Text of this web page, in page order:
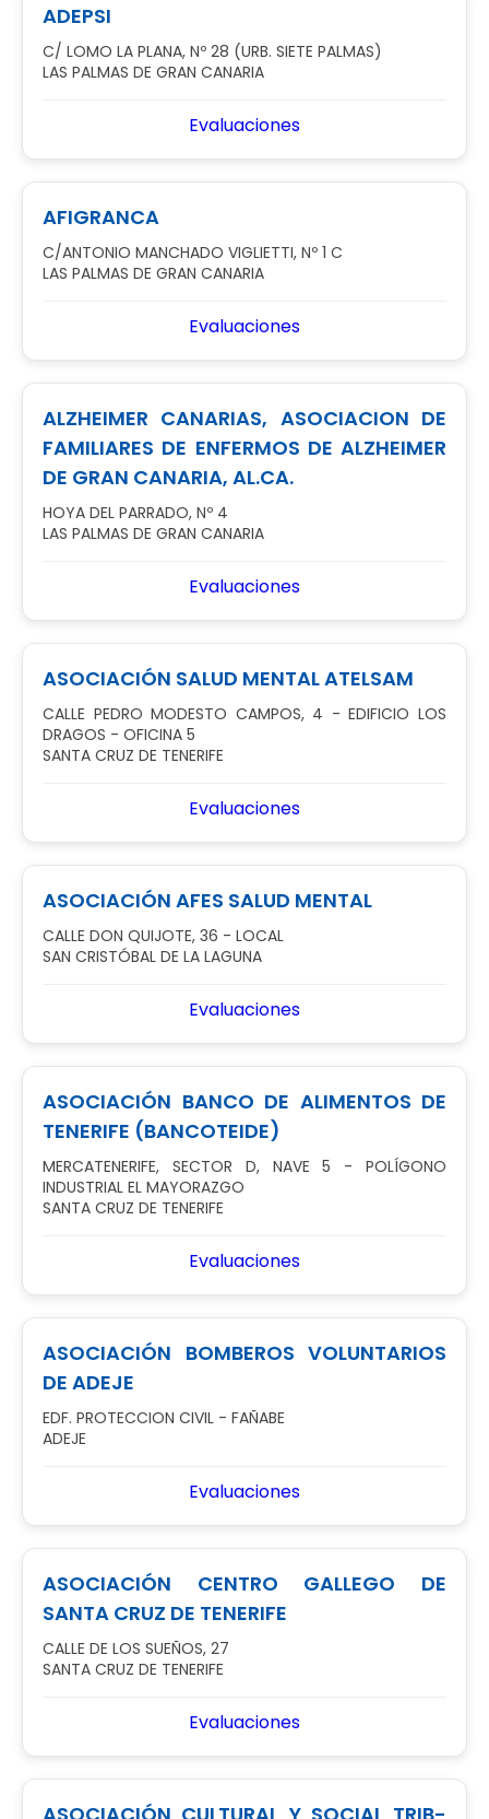
ADEPSI
C/ LOMO LA PLANA, Nº 28 (URB. SIETE PALMAS)
LAS PALMAS DE GRAN CANARIA
Evaluaciones
AFIGRANCA
C/ANTONIO MANCHADO VIGLIETTI, Nº 1 C
LAS PALMAS DE GRAN CANARIA
Evaluaciones
ALZHEIMER CANARIAS, ASOCIACION DE
FAMILIARES DE ENFERMOS DE ALZHEIMER
DE GRAN CANARIA, AL.CA.
HOYA DEL PARRADO, Nº 4
LAS PALMAS DE GRAN CANARIA
Evaluaciones
ASOCIACIÓN SALUD MENTAL ATELSAM
CALLE PEDRO MODESTO CAMPOS, 4 - EDIFICIO LOS
DRAGOS - OFICINA 5
SANTA CRUZ DE TENERIFE
Evaluaciones
ASOCIACIÓN AFES SALUD MENTAL
CALLE DON QUIJOTE, 36 - LOCAL
SAN CRISTÓBAL DE LA LAGUNA
Evaluaciones
ASOCIACIÓN BANCO DE ALIMENTOS DE
TENERIFE (BANCOTEIDE)
MERCATENERIFE, SECTOR D, NAVE 5 - POLÍGONO
INDUSTRIAL EL MAYORAZGO
SANTA CRUZ DE TENERIFE
Evaluaciones
ASOCIACIÓN BOMBEROS VOLUNTARIOS
DE ADEJE
EDF. PROTECCION CIVIL - FAÑABE
ADEJE
Evaluaciones
ASOCIACIÓN CENTRO GALLEGO DE
SANTA CRUZ DE TENERIFE
CALLE DE LOS SUEÑOS, 27
SANTA CRUZ DE TENERIFE
Evaluaciones